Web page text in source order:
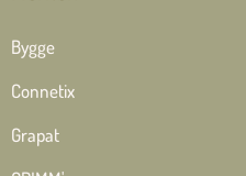
Bygge
Connetix
Grapat